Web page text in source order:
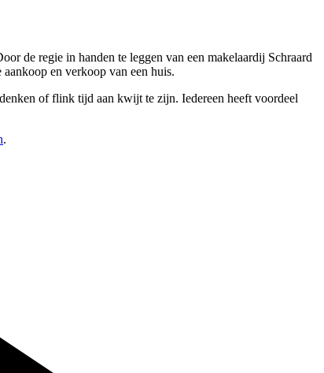
de regie in handen te leggen van een makelaardij Schraard
en verkoop van een huis.
of flink tijd aan kwijt te zijn. Iedereen heeft voordeel
.